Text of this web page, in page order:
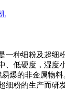
一种细粉及超细
、低硬度，湿度
爆的非金属物
细粉的生产而研